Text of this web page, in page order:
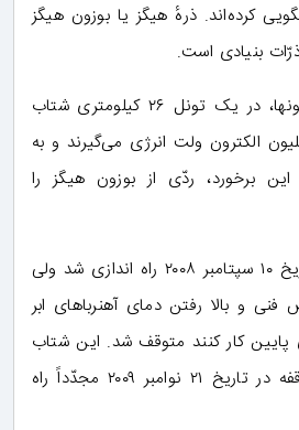
کرده‌اند. ذرهٔ هیگز یا بوزون هیگز
بنیادی است.
در این آزمایشگاه، پروتونها، در یک تونل ۲۶ کیلومتری شتاب
و به اندازه ۱۴ تریلیون الکترون ولت انرژی می‌گیرند و به
برخورد، ردّی از بوزون هیگز را
این شتاب دهنده در تاریخ ۱۰ سپتامبر ۲۰۰۸ راه اندازی شد ولی
و بالا رفتن دمای آهنرباهای ابر
پایین کار کنند متوقف شد. این شتاب
دهنده بعد از ۱۴ ماه وقفه در تاریخ ۲۱ نوامبر ۲۰۰۹ مجدّداً راه